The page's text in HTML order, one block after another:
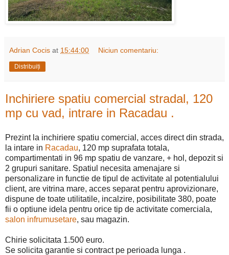
Adrian Cocis at 15:44:00 Niciun comentariu:
Distribuiți
Inchiriere spatiu comercial stradal, 120
mp cu vad, intrare in Racadau .
Prezint la inchiriere spatiu comercial, acces direct din strada,
la intare in Racadau, 120 mp suprafata totala,
compartimentati in 96 mp spatiu de vanzare, + hol, depozit si
2 grupuri sanitare. Spatiul necesita amenajare si
personalizare in functie de tipul de activitate al potentialului
client, are vitrina mare, acces separat pentru aprovizionare,
dispune de toate utilitatile, incalzire, posibilitate 380, poate
fii o optiune idela pentru orice tip de activitate comerciala,
salon infrumusetare, sau magazin.
Chirie solicitata 1.500 euro.
Se solicita garantie si contract pe perioada lunga .